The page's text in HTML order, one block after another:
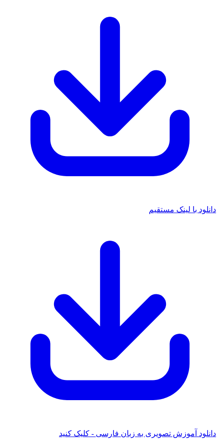
با لینک مستقیم
آموزش تصویری به زبان فارسی - کلیک کنید